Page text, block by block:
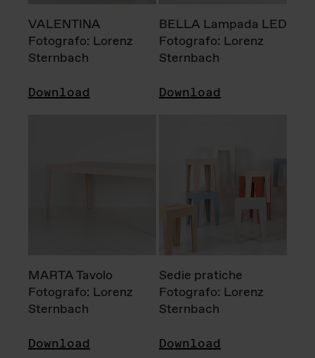
VALENTINA
Fotografo: Lorenz
Sternbach
Download
BELLA Lampada LED
Fotografo: Lorenz
Sternbach
Download
MARTA Tavolo
Fotografo: Lorenz
Sternbach
Download
Sedie pratiche
Fotografo: Lorenz
Sternbach
Download